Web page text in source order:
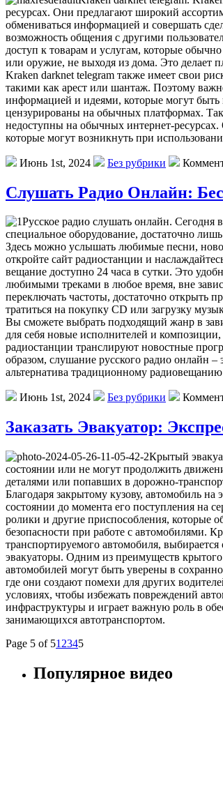
ресурсах. Они предлагают широкий
обмениваться информацией и совершать
возможность общения с другими
доступ к товарам и услугам, которые
или оружие, не выходя из дома. Это делает
Kraken darknet telegram также имеет свои
такими как арест или шантаж. Поэтому
информацией и идеями, которые могут быть
цензурированы на обычных платформах.
недоступны на обычных интернет-
которые могут возникнуть при
Июнь 1st, 2024 Без рубрики
Слушать Радио Онлайн:
Русское радио слушать онлайн. Сегодня
специальное оборудование, достаточно
Здесь можно услышать любимые песни,
откройте сайт радиостанции и
вещание доступно 24 часа в сутки. Это
любимыми треками в любое время, вне
переключать частоты, достаточно открыть
тратиться на покупку CD или загрузку
Вы сможете выбрать подходящий жанр в
для себя новые исполнителей и
радиостанции транслируют новостные
образом, слушание русского радио онлайн
альтернатива традиционному
Июнь 1st, 2024 Без рубрики
Заказать Эвакуатор:
Крытый
состоянии или не могут продолжить
деталями или попавших в дорожно-
Благодаря закрытому кузову, автомобиль
состоянии до момента его поступления на
ролики и другие приспособления, которые
безопасности при работе с автомобилями.
транспортируемого автомобиля,
эвакуаторы. Одним из преимуществ крытого
автомобилей могут быть уверены в
где они создают помехи для других
условиях, чтобы избежать повреждений
инфраструктуры и играет важную роль в
занимающихся автотранспортом.
Page 5 of 51 2345
Популярное видео